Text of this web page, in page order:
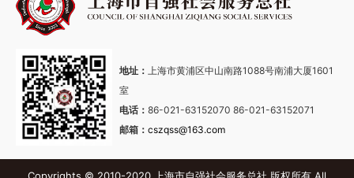
地址： 上海市黄浦区中山南路1088号南浦大厦1601
室
电话： 86-021-63152070 86-021-63152071
邮箱： cszqss@163.com
Copyrights © 2010-2020 上海市自强社会服务总社 版权所有 All